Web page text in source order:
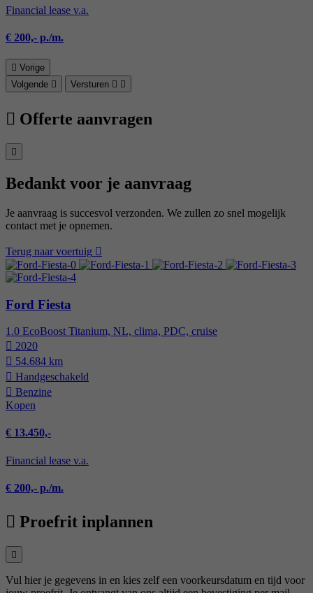
Financial lease v.a.
€ 200,- p./m.
Vorige
Volgende
Versturen
Offerte aanvragen
Bedankt voor je aanvraag
Je aanvraag is succesvol verzonden. We zullen zo snel mogelijk
contact met je opnemen.
Terug naar voertuig
Ford Fiesta
1.0 EcoBoost Titanium, NL, clima, PDC, cruise
2020
54.684 km
Hand­geschakeld
Benzine
Kopen
€ 13.450,-
Financial lease v.a.
€ 200,- p./m.
Proefrit inplannen
Vul hier je gegevens in en kies zelf een voorkeursdatum en tijd voor